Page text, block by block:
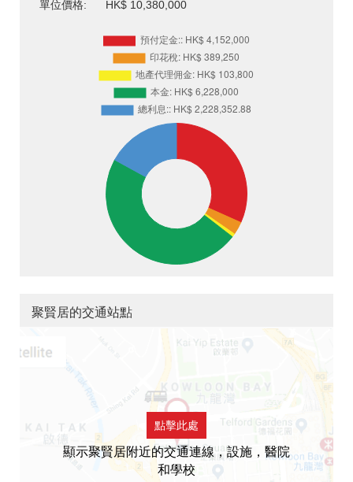
單位價格:
HK$ 10,380,000
聚賢居的交通站點
點擊此處
顯示聚賢居附近的交通連線，設施，醫院
和學校